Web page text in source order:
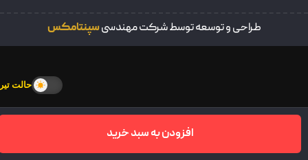
حالت تیره
افزودن به سبد خرید
سبدخرید
طراحی و توسعه توسط شرکت مهندسیسپنتامکس